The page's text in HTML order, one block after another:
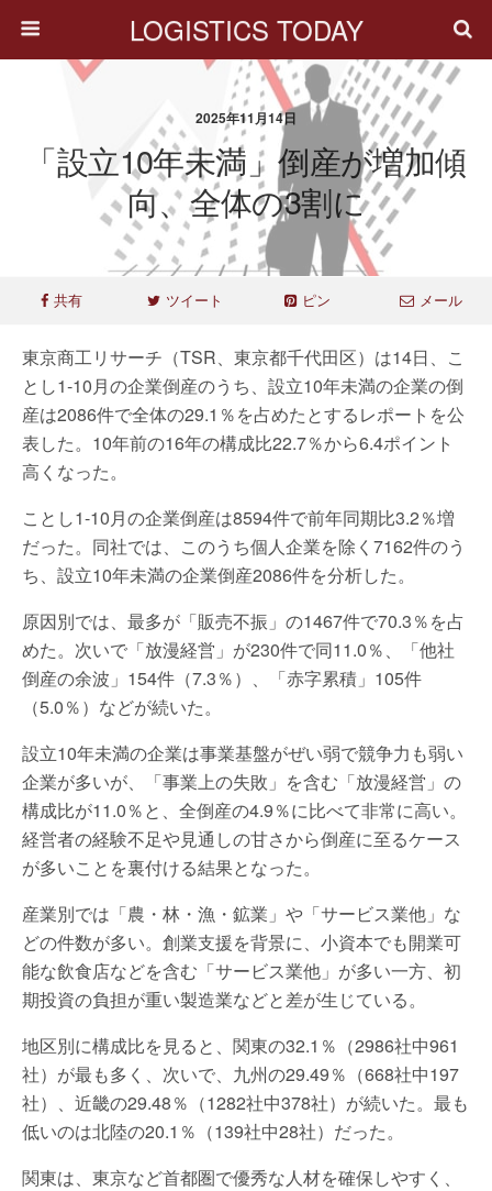
LOGISTICS TODAY
2025年11月14日
「設立10年未満」倒産が増加傾
向、全体の3割に
共有 ツイート ピン メール
東京商工リサーチ（TSR、東京都千代田区）は14日、こ
とし1‐10月の企業倒産のうち、設立10年未満の企業の倒
産は2086件で全体の29.1％を占めたとするレポートを公
表した。10年前の16年の構成比22.7％から6.4ポイント
高くなった。
ことし1-10月の企業倒産は8594件で前年同期比3.2％増
だった。同社では、このうち個人企業を除く7162件のう
ち、設立10年未満の企業倒産2086件を分析した。
原因別では、最多が「販売不振」の1467件で70.3％を占
めた。次いで「放漫経営」が230件で同11.0％、「他社
倒産の余波」154件（7.3％）、「赤字累積」105件
（5.0％）などが続いた。
設立10年未満の企業は事業基盤がぜい弱で競争力も弱い
企業が多いが、「事業上の失敗」を含む「放漫経営」の
構成比が11.0％と、全倒産の4.9％に比べて非常に高い。
経営者の経験不足や見通しの甘さから倒産に至るケース
が多いことを裏付ける結果となった。
産業別では「農・林・漁・鉱業」や「サービス業他」な
どの件数が多い。創業支援を背景に、小資本でも開業可
能な飲食店などを含む「サービス業他」が多い一方、初
期投資の負担が重い製造業などと差が生じている。
地区別に構成比を見ると、関東の32.1％（2986社中961
社）が最も多く、次いで、九州の29.49％（668社中197
社）、近畿の29.48％（1282社中378社）が続いた。最も
低いのは北陸の20.1％（139社中28社）だった。
関東は、東京など首都圏で優秀な人材を確保しやすく、